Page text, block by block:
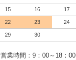
15 16 17
22 23 24
29 30
営業時間：9：00～18：00